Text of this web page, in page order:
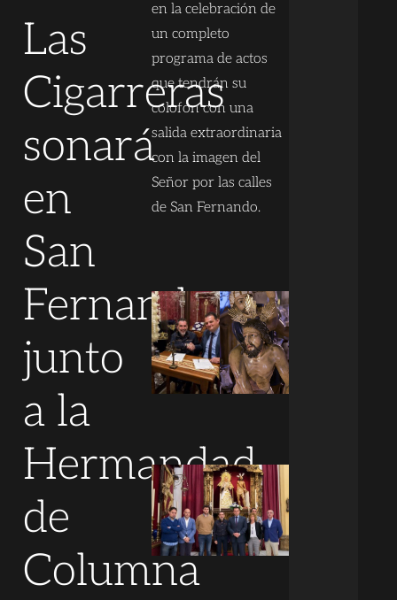
Las
Cigarreras
sonará
en
San
Fernando
junto
a la
Hermandad
de
Columna
en la celebración de
un completo
programa de actos
que tendrán su
colofón con una
salida extraordinaria
con la imagen del
Señor por las calles
de San Fernando.